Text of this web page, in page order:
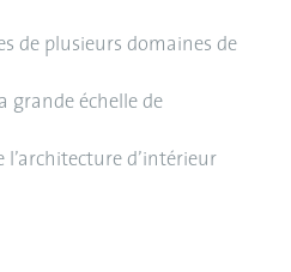
de plusieurs domaines de
grande échelle de
d’intérieur